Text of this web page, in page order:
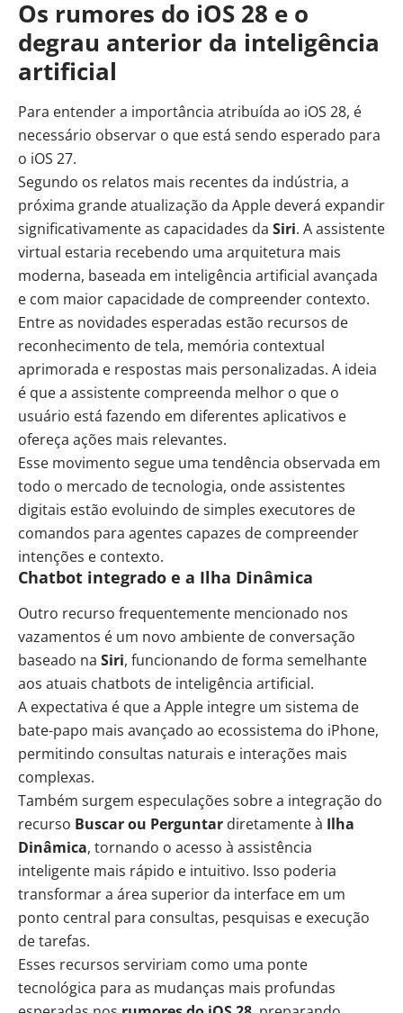
Os rumores do iOS 28 e o
degrau anterior da inteligência
artificial
Para entender a importância atribuída ao iOS 28, é
necessário observar o que está sendo esperado para
o iOS 27.
Segundo os relatos mais recentes da indústria, a
próxima grande atualização da Apple deverá expandir
significativamente as capacidades da Siri. A assistente
virtual estaria recebendo uma arquitetura mais
moderna, baseada em inteligência artificial avançada
e com maior capacidade de compreender contexto.
Entre as novidades esperadas estão recursos de
reconhecimento de tela, memória contextual
aprimorada e respostas mais personalizadas. A ideia
é que a assistente compreenda melhor o que o
usuário está fazendo em diferentes aplicativos e
ofereça ações mais relevantes.
Esse movimento segue uma tendência observada em
todo o mercado de tecnologia, onde assistentes
digitais estão evoluindo de simples executores de
comandos para agentes capazes de compreender
intenções e contexto.
Chatbot integrado e a Ilha Dinâmica
Outro recurso frequentemente mencionado nos
vazamentos é um novo ambiente de conversação
baseado na Siri, funcionando de forma semelhante
aos atuais chatbots de inteligência artificial.
A expectativa é que a Apple integre um sistema de
bate-papo mais avançado ao ecossistema do iPhone,
permitindo consultas naturais e interações mais
complexas.
Também surgem especulações sobre a integração do
recurso Buscar ou Perguntar diretamente à Ilha
Dinâmica, tornando o acesso à assistência
inteligente mais rápido e intuitivo. Isso poderia
transformar a área superior da interface em um
ponto central para consultas, pesquisas e execução
de tarefas.
Esses recursos serviriam como uma ponte
tecnológica para as mudanças mais profundas